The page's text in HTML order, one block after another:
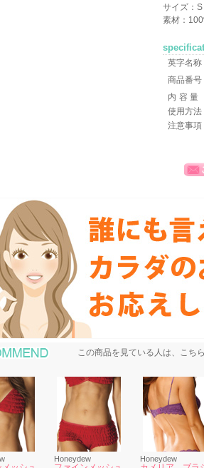
サイズ：
素材：
英字名称
商品番号
内容量
使用方法
注意事項
おすすめ商品
この商品を見ている人は、こち
Honeydew Honeydew